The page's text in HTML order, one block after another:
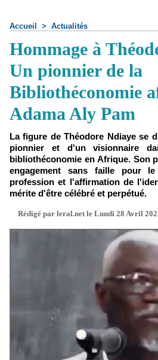
Accueil > Actualités
Hommage à
Un pionnier de la
Bibliothéconomie
Adama Aly Pam
La figure de Théodore Ndiaye se
pionnier et d'un visionnaire
bibliothéconomie en Afrique. Son
engagement sans faille pour
profession et l'affirmation de
mérite d'être célébré et perpétué.
Rédigé par leral.net le Lundi 28 Avril